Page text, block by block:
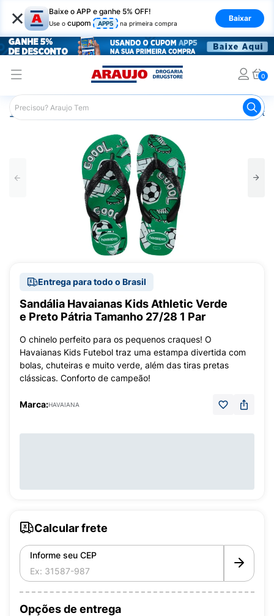
× Baixe o APP e ganhe 5% OFF!
Use o cupom APP5 na primeira compra
Baixar
0
Araujo Mercado Calçados e
Entrega para todo o Brasil
Sandália Havaianas Kids Athletic Verde
e Preto Pátria Tamanho 27/28 1 Par
O chinelo perfeito para os pequenos craques! O
Havaianas Kids Futebol traz uma estampa divertida com
bolas, chuteiras e muito verde, além das tiras pretas
clássicas. Conforto de campeão!
Marca:HAVAIANA
Calcular frete
Informe seu CEP
Opções de entrega